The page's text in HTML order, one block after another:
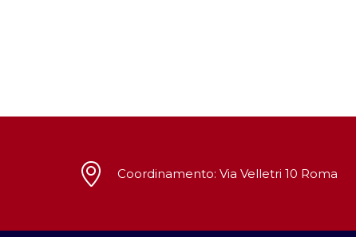
Coordinamento: Via Velletri 10 Roma